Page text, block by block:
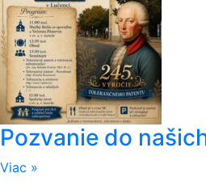
Pozvanie do
Viac »